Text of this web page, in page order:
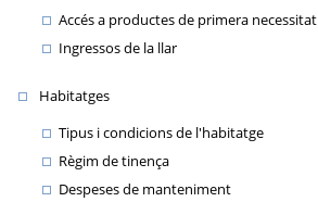
Accés a productes de primera necessitat
Ingressos de la llar
Habitatges
Tipus i condicions de l'habitatge
Règim de tinença
Despeses de manteniment